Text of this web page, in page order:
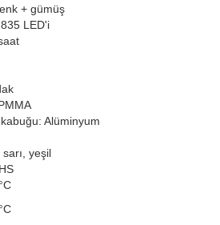
+ gümüş
LED'i
Alüminyum
sarı, yeşil